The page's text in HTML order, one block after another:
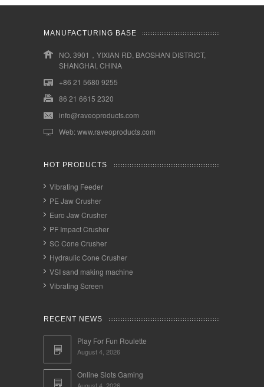
MANUFACTURING BASE
NO. 3901，YIXIAN RD, BAOSHAN DISTRICT,
SHANGHAI, CHINA
+86 21 5680 9255
86 21 6615 2320
info@raveoproducts.com
Web: www.raveoproducts.com
HOT PRODUCTS
Vibrating Feeder
PE Jaw Crusher
Euro Jaw Crusher
PF Impact Crusher
SC Cone Crusher
Hydraulic Cone Crusher
VSI sand making machine
Vibrating Screen
RECENT NEWS
Play For Fun Roulette
August 4, 2026
Online Slots Gaming